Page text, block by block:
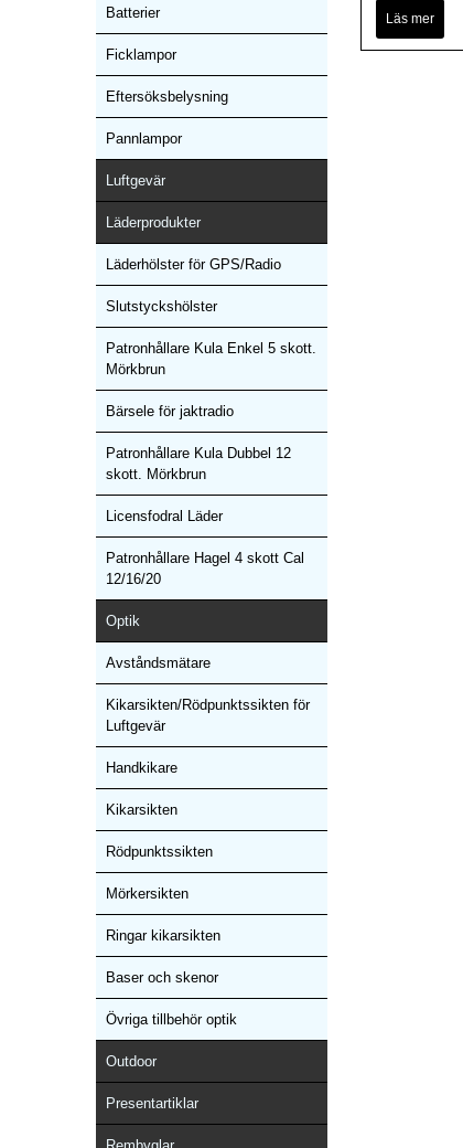
Batterier
Ficklampor
Eftersöksbelysning
Pannlampor
Luftgevär
Läderprodukter
Läderhölster för GPS/Radio
Slutstyckshölster
Patronhållare Kula Enkel 5 skott.
Mörkbrun
Bärsele för jaktradio
Patronhållare Kula Dubbel 12
skott. Mörkbrun
Licensfodral Läder
Patronhållare Hagel 4 skott Cal
12/16/20
Optik
Avståndsmätare
Kikarsikten/Rödpunktssikten för
Luftgevär
Handkikare
Kikarsikten
Rödpunktssikten
Mörkersikten
Ringar kikarsikten
Baser och skenor
Övriga tillbehör optik
Outdoor
Presentartiklar
Läs mer